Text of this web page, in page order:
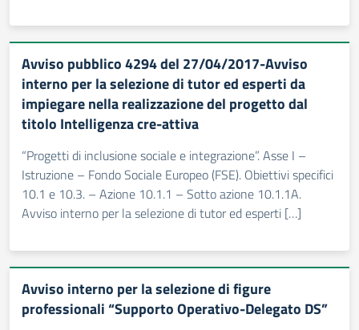
Avviso pubblico 4294 del 27/04/2017-Avviso
interno per la selezione di tutor ed esperti da
impiegare nella realizzazione del progetto dal
titolo Intelligenza cre-attiva
“Progetti di inclusione sociale e integrazione”. Asse I –
Istruzione – Fondo Sociale Europeo (FSE). Obiettivi specifici
10.1 e 10.3. – Azione 10.1.1 – Sotto azione 10.1.1A.
Avviso interno per la selezione di tutor ed esperti […]
Avviso interno per la selezione di figure
professionali “Supporto Operativo-Delegato DS”